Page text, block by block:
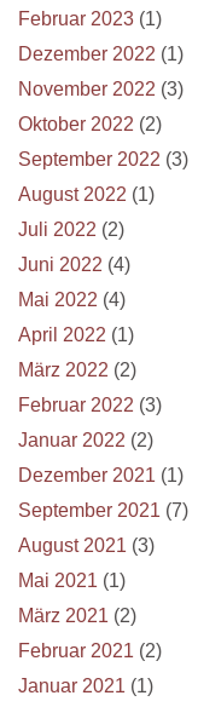
Februar 2023 (1)
Dezember 2022 (1)
November 2022 (3)
Oktober 2022 (2)
September 2022 (3)
August 2022 (1)
Juli 2022 (2)
Juni 2022 (4)
Mai 2022 (4)
April 2022 (1)
März 2022 (2)
Februar 2022 (3)
Januar 2022 (2)
Dezember 2021 (1)
September 2021 (7)
August 2021 (3)
Mai 2021 (1)
März 2021 (2)
Februar 2021 (2)
Januar 2021 (1)